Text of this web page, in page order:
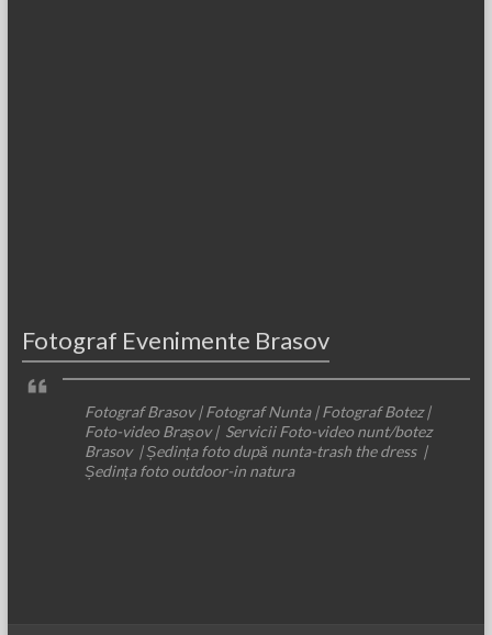
Fotograf Evenimente Brasov
Fotograf Brasov | Fotograf Nunta | Fotograf Botez |
Foto-video Brașov | Servicii Foto-video nunt/botez
Brasov | Ședința foto după nunta-trash the dress |
Ședința foto outdoor-in natura